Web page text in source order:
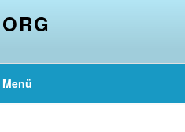
Menü